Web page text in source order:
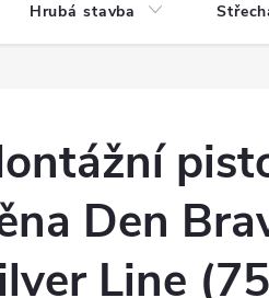
Hrubá stavba
Den
Line